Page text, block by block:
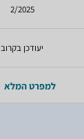
2/2025
יעודכן בקרוב
למפרט המלא